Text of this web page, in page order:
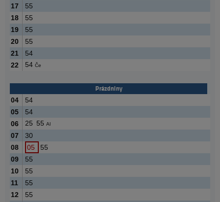
17
55
18
55
19
55
20
55
21
54
22
54 Če
Prázdniny
04
54
05
54
06
25 55 Al
07
30
08
05
55
09
55
10
55
11
55
12
55